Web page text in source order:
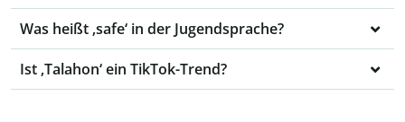
Was heißt ‚safe‘ in der Jugendsprache?
Ist ‚Talahon‘ ein TikTok-Trend?